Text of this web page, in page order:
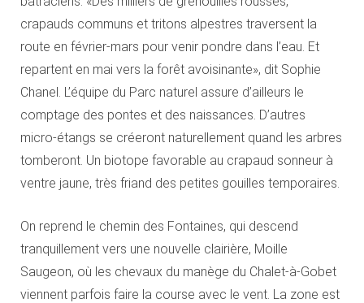
crapauds communs et tritons alpestres traversent la
route en février-mars pour venir pondre dans l’eau. Et
repartent en mai vers la forêt avoisinante», dit Sophie
Chanel. L’équipe du Parc naturel assure d’ailleurs le
comptage des pontes et des naissances. D’autres
micro-étangs se créeront naturellement quand les arbres
tomberont. Un biotope favorable au crapaud sonneur à
ventre jaune, très friand des petites gouilles temporaires.
On reprend le chemin des Fontaines, qui descend
tranquillement vers une nouvelle clairière, Moille
Saugeon, où les chevaux du manège du Chalet-à-Gobet
viennent parfois faire la course avec le vent. La zone est